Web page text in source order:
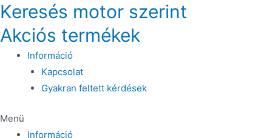
Keresés motor szerint
Akciós termékek
Információ
Kapcsolat
Gyakran feltett kérdések
Menü
Információ